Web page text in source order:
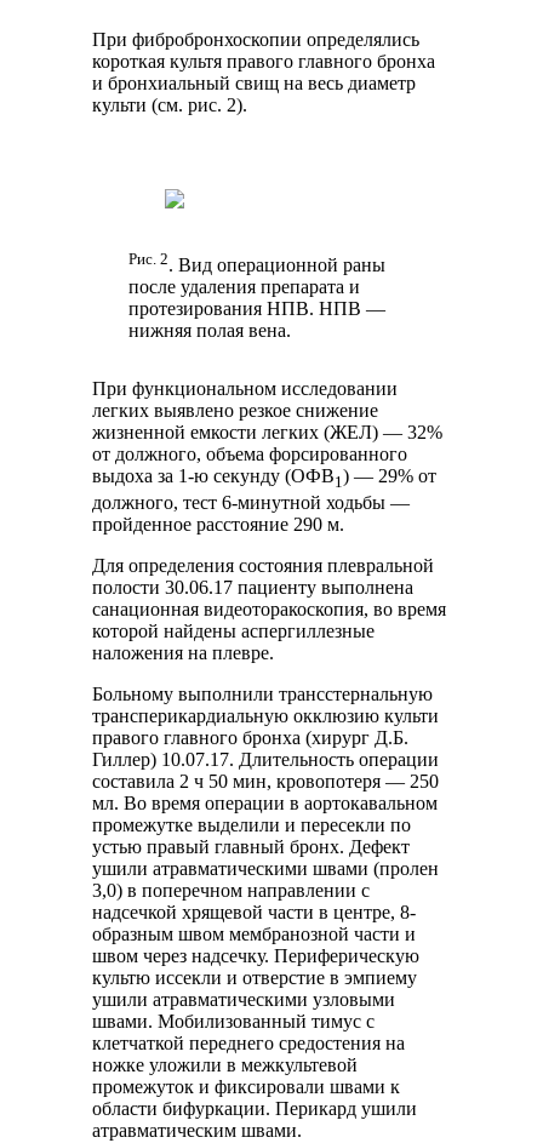
При фибробронхоскопии определялись
короткая культя правого главного бронха
и бронхиальный свищ на весь диаметр
культи (см. рис. 2).
Рис. 2. Вид операционной раны
после удаления препарата и
протезирования НПВ. НПВ ―
нижняя полая вена.
При функциональном исследовании
легких выявлено резкое снижение
жизненной емкости легких (ЖЕЛ) ― 32%
от должного, объема форсированного
выдоха за 1-ю секунду (ОФВ1) ― 29% от
должного, тест 6-минутной ходьбы ―
пройденное расстояние 290 м.
Для определения состояния плевральной
полости 30.06.17 пациенту выполнена
санационная видеоторакоскопия, во время
которой найдены аспергиллезные
наложения на плевре.
Больному выполнили трансстернальную
трансперикардиальную окклюзию культи
правого главного бронха (хирург Д.Б.
Гиллер) 10.07.17. Длительность операции
составила 2 ч 50 мин, кровопотеря ― 250
мл. Во время операции в аортокавальном
промежутке выделили и пересекли по
устью правый главный бронх. Дефект
ушили атравматическими швами (пролен
3,0) в поперечном направлении с
надсечкой хрящевой части в центре, 8-
образным швом мембранозной части и
швом через надсечку. Периферическую
культю иссекли и отверстие в эмпиему
ушили атравматическими узловыми
швами. Мобилизованный тимус с
клетчаткой переднего средостения на
ножке уложили в межкультевой
промежуток и фиксировали швами к
области бифуркации. Перикард ушили
атравматическим швами.